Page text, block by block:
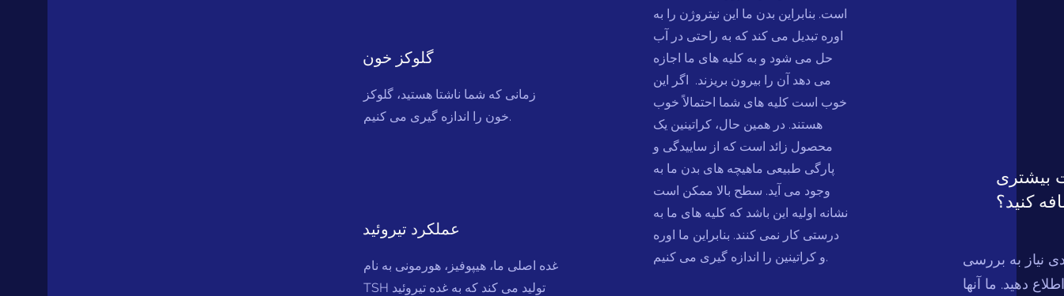
گلوکز خون
زمانی که شما ناشتا هستید، گلوکز
خون را اندازه گیری می کنیم.
عملکرد تیروئید
غده اصلی ما، هیپوفیز، هورمونی به نام
TSH تولید می کند که به غده تیروئید
است. بنابراین بدن ما این نیتروژن را به
اوره تبدیل می کند که به راحتی در آب
حل می شود و به کلیه های ما اجازه
می دهد آن را بیرون بریزند. اگر این
خوب است کلیه های شما احتمالاً خوب
هستند. در همین حال، کراتینین یک
محصول زائد است که از ساییدگی و
پارگی طبیعی ماهیچه های بدن ما به
وجود می آید. سطح بالا ممکن است
نشانه اولیه این باشد که کلیه های ما به
درستی کار نمی کنند. بنابراین ما اوره
و کراتینین را اندازه گیری می کنیم.
بیشتری
کنید؟
نیاز به بررسی
دهید. ما آنها